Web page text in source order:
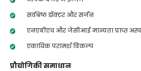
सर्वश्रेष्ठ डॉक्टर और सर्जन
एनएबीएच और जेसीआई मान्यता प्राप्त
एकाधिक परामर्श विकल्प
प्रौद्योगिकी समाधान